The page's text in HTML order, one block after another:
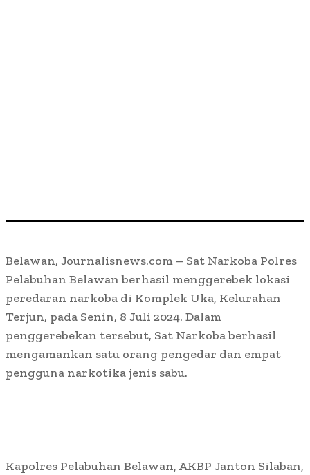
Belawan, Journalisnews.com – Sat Narkoba Polres
Pelabuhan Belawan berhasil menggerebek lokasi
peredaran narkoba di Komplek Uka, Kelurahan
Terjun, pada Senin, 8 Juli 2024. Dalam
penggerebekan tersebut, Sat Narkoba berhasil
mengamankan satu orang pengedar dan empat
pengguna narkotika jenis sabu.
Kapolres Pelabuhan Belawan, AKBP Janton Silaban,